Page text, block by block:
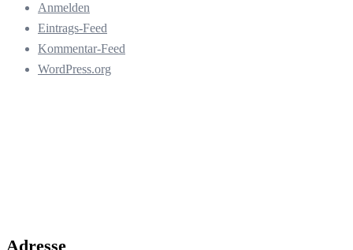
Anmelden
Eintrags-Feed
Kommentar-Feed
WordPress.org
Adresse